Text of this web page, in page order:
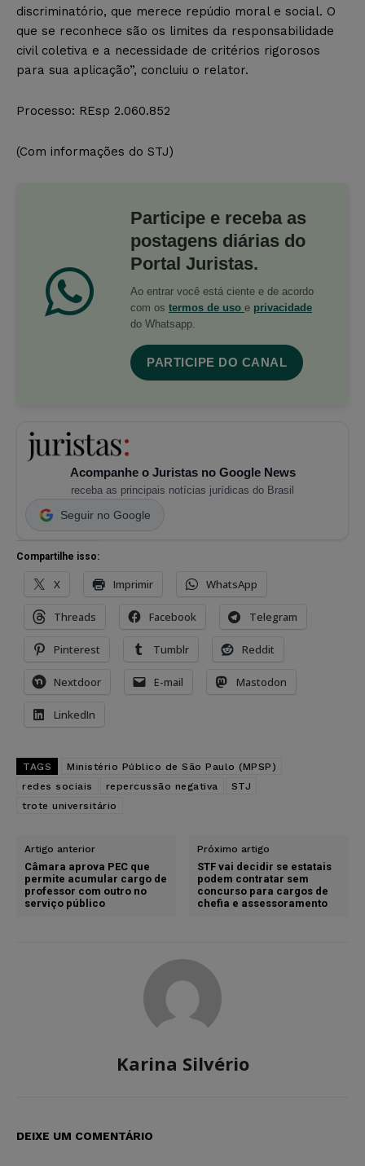
discriminatório, que merece repúdio moral e social. O
que se reconhece são os limites da responsabilidade
civil coletiva e a necessidade de critérios rigorosos
para sua aplicação”, concluiu o relator.
Processo: REsp 2.060.852
(Com informações do STJ)
Participe e receba as
postagens diárias do
Portal Juristas.
Ao entrar você está ciente e de acordo
com os termos de uso e privacidade
do Whatsapp.
PARTICIPE DO CANAL
Acompanhe o Juristas no Google News
receba as principais notícias jurídicas do Brasil
Seguir no Google
Compartilhe isso:
X Imprimir WhatsApp
Threads Facebook Telegram
Pinterest Tumblr Reddit
Nextdoor E-mail Mastodon
LinkedIn
TAGS
Ministério Público de São Paulo (MPSP)
redes sociais
repercussão negativa
STJ
trote universitário
Artigo anterior
Câmara aprova PEC que
permite acumular cargo de
professor com outro no
serviço público
Próximo artigo
STF vai decidir se estatais
podem contratar sem
concurso para cargos de
chefia e assessoramento
Karina Silvério
DEIXE UM COMENTÁRIO